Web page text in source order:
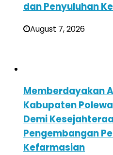
dan Penyuluhan
August 7, 2026
Memberdayakan
Kabupaten
Demi
Pengembangan
Kefarmasian